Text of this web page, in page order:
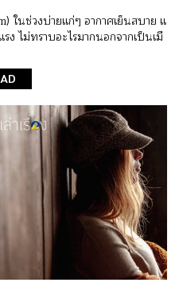
ในช่วงบ่ายแก่ๆ อากาศเย็นสบาย แ
ไม่ทราบอะไรมากนอกจากเป็นเมื